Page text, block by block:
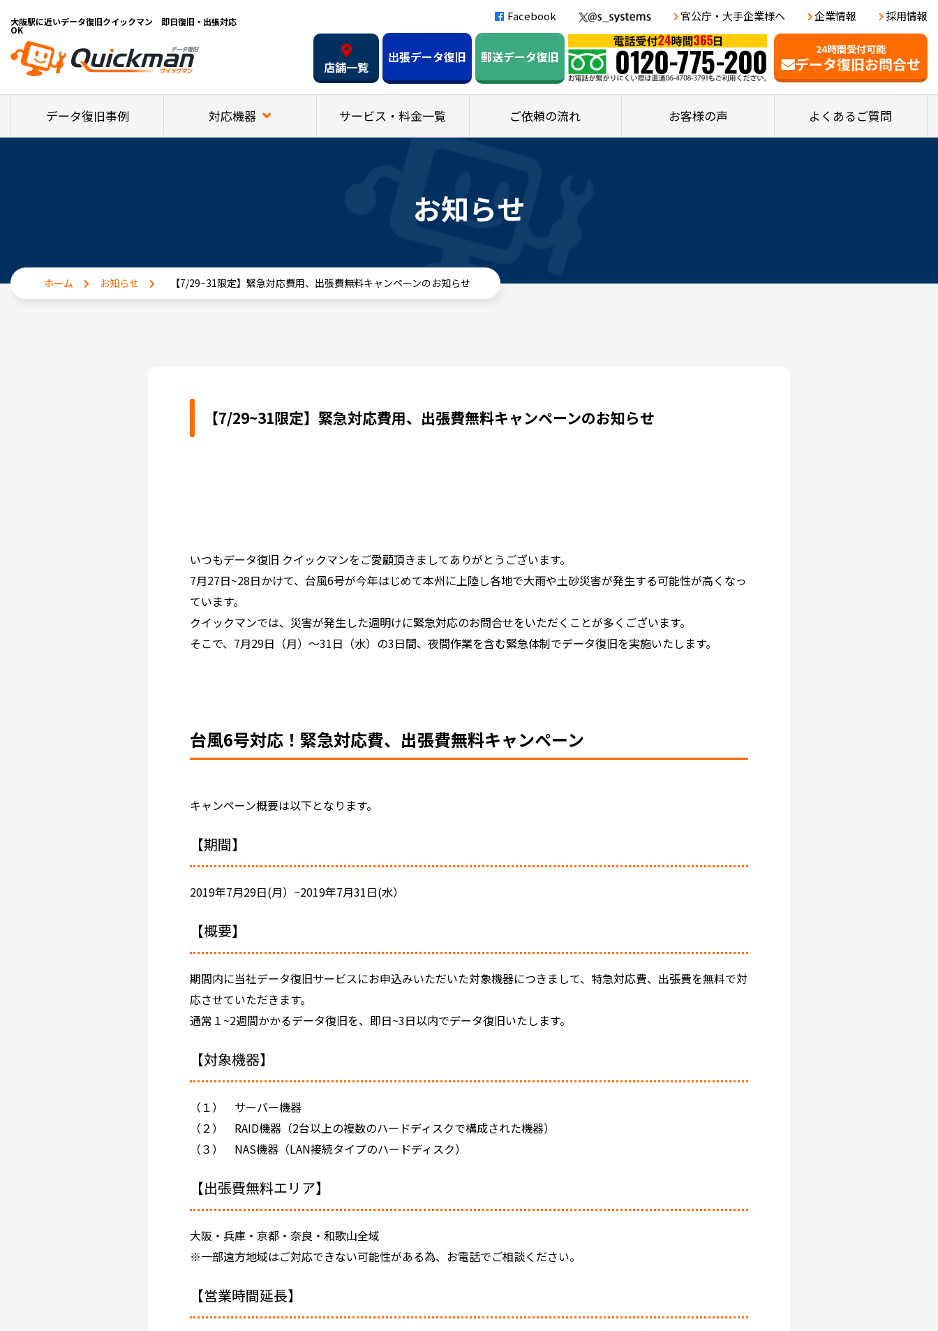
大阪駅に近いデータ復旧クイックマン 即日復旧・出張対応
OK
Facebook 官公庁・大手企業様へ 企業情報 採用情報
24時間受付可能
データ復旧お問合せ
店舗一覧
出張データ復旧 郵送データ復旧
データ復旧事例 対応機器 サービス・料金一覧 ご依頼の流れ お客様の声 よくあるご質問
お知らせ
ホーム お知らせ 【7/29~31限定】緊急対応費用、出張費無料キャンペーンのお知らせ
【7/29~31限定】緊急対応費用、出張費無料キャンペーンのお知らせ
いつもデータ復旧 クイックマンをご愛顧頂きましてありがとうございます。
7月27日~28日かけて、台風6号が今年はじめて本州に上陸し各地で大雨や土砂災害が発生する可能性が高くなっ
ています。
クイックマンでは、災害が発生した週明けに緊急対応のお問合せをいただくことが多くございます。
そこで、7月29日（月）～31日（水）の3日間、夜間作業を含む緊急体制でデータ復旧を実施いたします。
台風6号対応！緊急対応費、出張費無料キャンペーン
キャンペーン概要は以下となります。
【期間】
2019年7月29日(月）~2019年7月31日(水）
【概要】
期間内に当社データ復旧サービスにお申込みいただいた対象機器につきまして、特急対応費、出張費を無料で対
応させていただきます。
通常１~2週間かかるデータ復旧を、即日~3日以内でデータ復旧いたします。
【対象機器】
（１） サーバー機器
（２） RAID機器（2台以上の複数のハードディスクで構成された機器）
（３） NAS機器（LAN接続タイプのハードディスク）
【出張費無料エリア】
大阪・兵庫・京都・奈良・和歌山全域
※一部遠方地域はご対応できない可能性がある為、お電話でご相談ください。
【営業時間延長】